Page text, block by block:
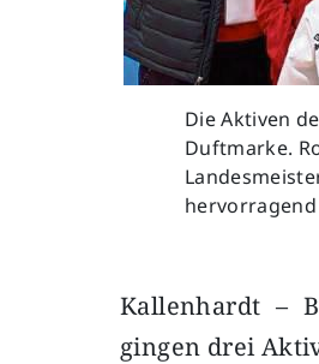
Die Aktiven
Duftmarke.
hervorragend
Kallenhardt –
gingen drei